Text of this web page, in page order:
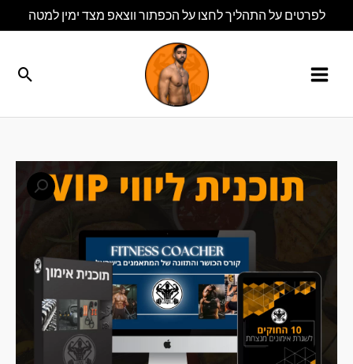
לתוכן
לפרטים על התהליך לחצו על הכפתור ווצאפ מצד ימין למטה